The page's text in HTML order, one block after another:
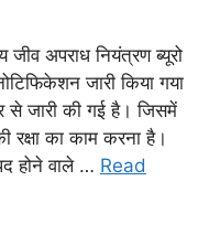
अपराध नियंत्रण ब्यूरो
जारी किया गया
से जारी की गई है। जिसमें
रक्षा का काम करना है।
होने वाले … Read